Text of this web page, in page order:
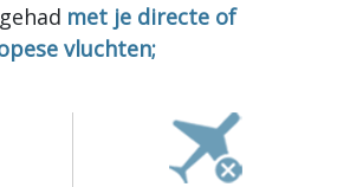
met je directe of
vluchten;